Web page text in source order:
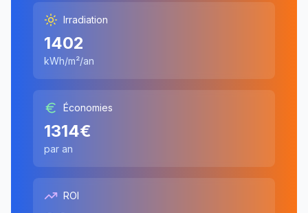
Irradiation
1402
kWh/m²/an
Économies
1314€
par an
ROI